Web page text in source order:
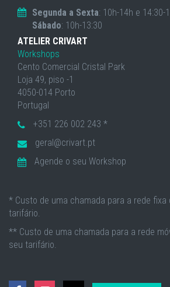
Segunda a Sexta: 10h-14h e 14:30-
Sábado: 10h-13:30
ATELIER CRIVART
Workshops
Cento Comercial Cristal Park
Loja 49, piso -1
4050-014 Porto
Portugal
+351 226 002 243 *
geral@crivart.pt
Agende o seu Workshop
* Custo de uma chamada para a rede
tarifário.
** Custo de uma chamada para a rede
seu tarifário.